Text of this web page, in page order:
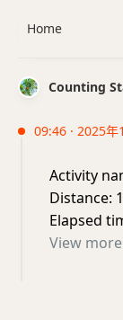
Counting
09:46 · 2025年
Activity
Distance:
Elapsed
View more
Home